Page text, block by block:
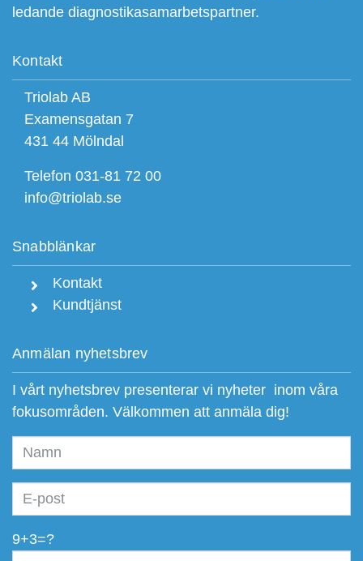
ledande diagnostikasamarbetspartner.
Kontakt
Triolab AB
Examensgatan 7
431 44 Mölndal
Telefon 031-81 72 00
info@triolab.se
Snabblänkar
Kontakt
Kundtjänst
Anmälan nyhetsbrev
I vårt nyhetsbrev presenterar vi nyheter inom våra
fokusområden. Välkommen att anmäla dig!
9+3=?